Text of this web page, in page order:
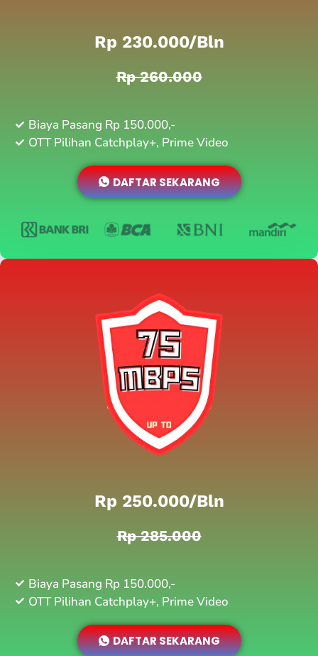
Rp 230.000/bln
Rp 260.000
Biaya Pasang Rp 150.000,-
OTT Pilihan Catchplay+, Prime Video
DAFTAR SEKARANG
Rp 250.000/bln
Rp 285.000
Biaya Pasang Rp 150.000,-
OTT Pilihan Catchplay+, Prime Video
DAFTAR SEKARANG